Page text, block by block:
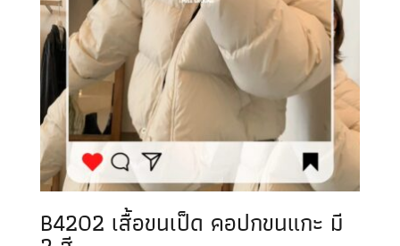
B4202 เสื้อขนเป็ด คอปกขนแกะ มี